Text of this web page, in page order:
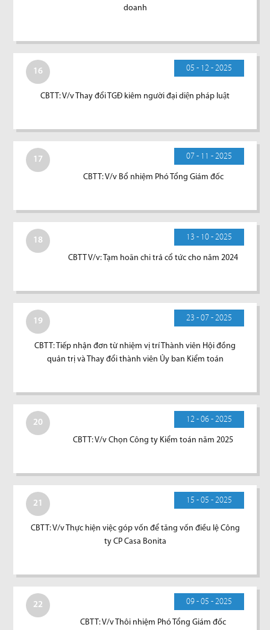
doanh
16 05 - 12 - 2025
CBTT: V/v Thay đổi TGĐ kiêm người đại diện pháp luật
17 07 - 11 - 2025
CBTT: V/v Bổ nhiệm Phó Tổng Giám đốc
18 13 - 10 - 2025
CBTT V/v: Tạm hoãn chi trả cổ tức cho năm 2024
19 23 - 07 - 2025
CBTT: Tiếp nhận đơn từ nhiệm vị trí Thành viên Hội đồng
quản trị và Thay đổi thành viên Ủy ban Kiểm toán
20 12 - 06 - 2025
CBTT: V/v Chọn Công ty Kiểm toán năm 2025
21 15 - 05 - 2025
CBTT: V/v Thực hiện việc góp vốn để tăng vốn điều lệ Công
ty CP Casa Bonita
22 09 - 05 - 2025
CBTT: V/v Thôi nhiệm Phó Tổng Giám đốc